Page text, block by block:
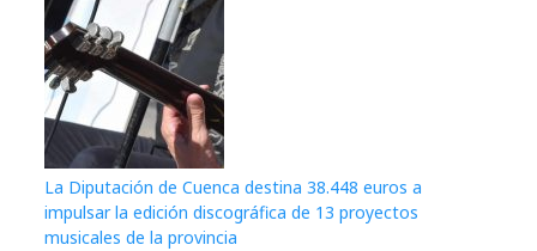
La Diputación de Cuenca destina 38.448 euros a
impulsar la edición discográfica de 13 proyectos
musicales de la provincia